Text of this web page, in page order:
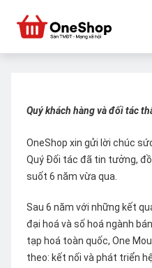
Quý khách hàng và đối tác
OneShop xin gửi lời chúc
Quý Đối tác đã tin tưởng,
suốt 6 năm vừa qua.
Sau 6 năm với những kết
đại hoá và số hoá ngành
tạp hoá toàn quốc, One
theo: kết nối và phát triển